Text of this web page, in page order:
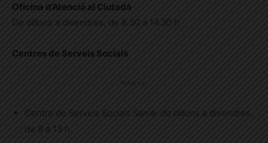
Oficina d’Atenció al Ciutadà
De dilluns a divendres, de 8.30 a 14.30 h
Centres de Serveis Socials
Publicitat
Centre de Serveis Socials Sarrià: de dilluns a divendres,
de 9 a 13 h.